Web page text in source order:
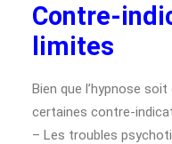
Contre-
limites
Bien que l’hypnose
certaines contre-
– Les troubles